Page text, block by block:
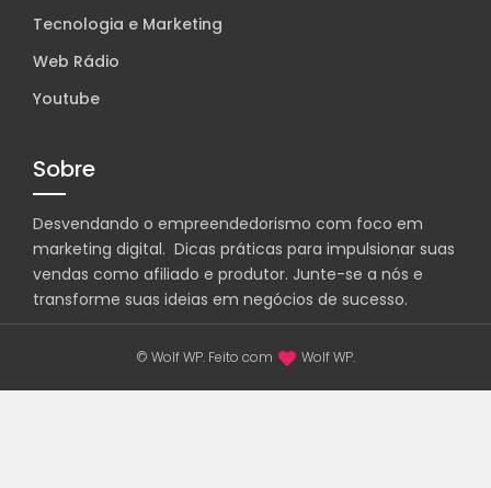
Tecnologia e Marketing
Web Rádio
Youtube
Sobre
Desvendando o empreendedorismo com foco em
marketing digital. Dicas práticas para impulsionar suas
vendas como afiliado e produtor. Junte-se a nós e
transforme suas ideias em negócios de sucesso.
© Wolf WP. Feito com Wolf WP.